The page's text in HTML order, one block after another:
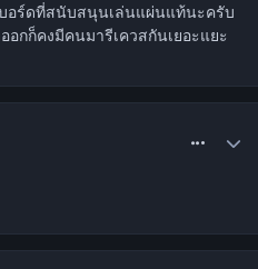
อร์ดที่สนับสนุนเล่นแผ่นแท้นะครับ
อกก็คงมีคนมารีเควสกันเยอะแยะ